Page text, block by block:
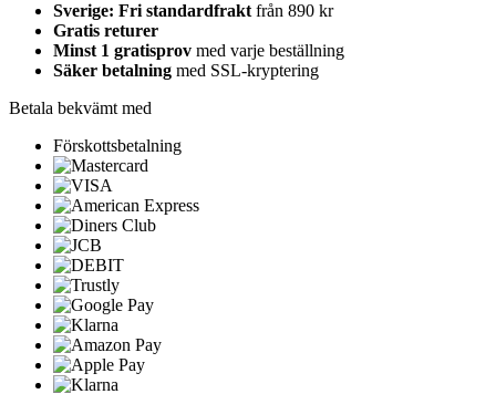
Sverige: Fri standardfrakt från 890 kr
Gratis returer
Minst 1 gratisprov med varje beställning
Säker betalning med SSL-kryptering
Betala bekvämt med
Förskottsbetalning